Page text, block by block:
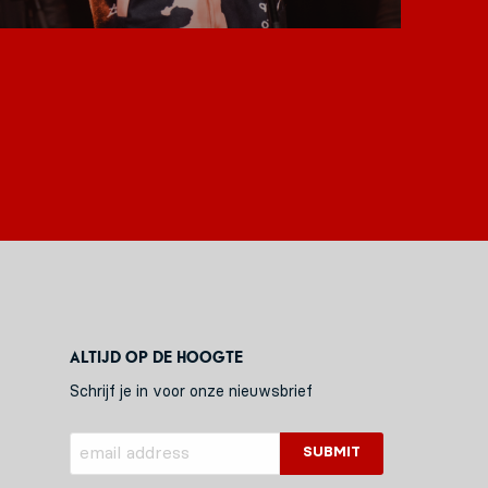
Altijd op de hoogte
Schrijf je in voor onze nieuwsbrief